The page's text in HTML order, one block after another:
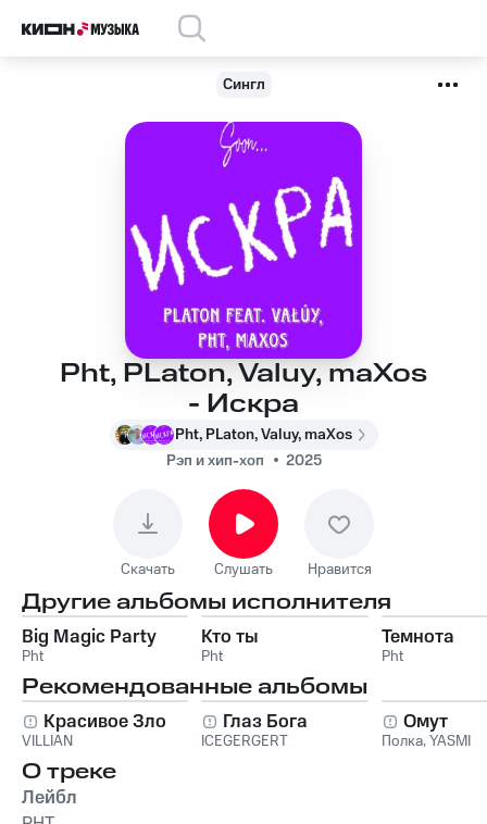
Сингл
Pht, PLaton, Valuy, maXos
- Искра
Pht, PLaton, Valuy, maXos
Рэп и хип-хоп
2025
Скачать Слушать Нравится
Другие альбомы исполнителя
Big Magic Party
Pht
Кто ты
Pht
Темнота
Pht
Рекомендованные альбомы
Красивое Зло
VILLIAN
Глаз Бога
ICEGERGERT
Омут
Полка,YASMI
О треке
Лейбл